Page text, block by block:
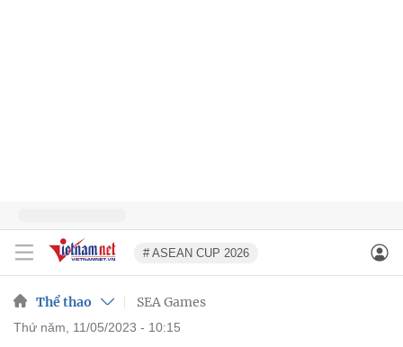
# ASEAN CUP 2026
Thể thao SEA Games
thứ năm, 11/05/2023 - 10:15